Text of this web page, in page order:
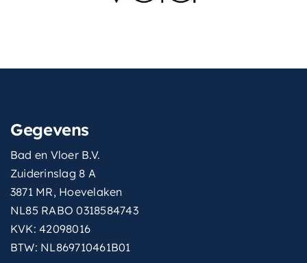
Gegevens
Bad en Vloer B.V.
Zuiderinslag 8 A
3871 MR, Hoevelaken
NL85 RABO 0318584743
KVK: 42098016
BTW: NL869710461B01